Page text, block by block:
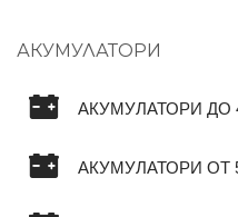
АКУМУЛАТОРИ
АКУМУЛАТОРИ ДО
АКУМУЛАТОРИ ОТ